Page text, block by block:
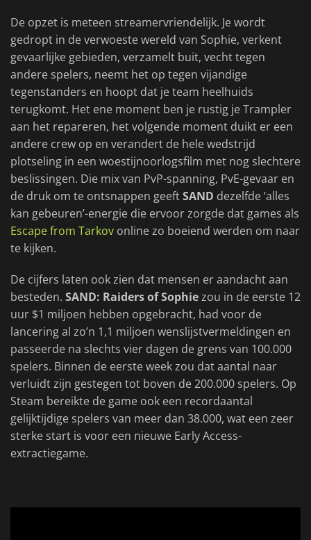
De opzet is meteen streamervriendelijk. Je wordt
gedropt in de verwoeste wereld van Sophie, verkent
gevaarlijke gebieden, verzamelt buit, vecht tegen
andere spelers, neemt het op tegen vijandige
tegenstanders en hoopt dat je team heelhuids
terugkomt. Het ene moment ben je rustig je Trampler
aan het repareren, het volgende moment duikt er een
andere crew op en verandert de hele wedstrijd
plotseling in een woestijnoorlogsfilm met nog slechtere
beslissingen. Die mix van PvP-spanning, PvE-gevaar en
de druk om te ontsnappen geeftSAND dezelfde ‘alles
kan gebeuren’-energie die ervoor zorgde dat games als
Escape from Tarkov online zo boeiend werden om naar
te kijken.
De cijfers laten ook zien dat mensen er aandacht aan
besteden. SAND: Raiders of Sophiezou in de eerste 12
uur $1 miljoen hebben opgebracht, had voor de
lancering al zo’n 1,1 miljoen wenslijstvermeldingen en
passeerde na slechts vier dagen de grens van 100.000
spelers. Binnen de eerste week zou dat aantal naar
verluidt zijn gestegen tot boven de 200.000 spelers. Op
Steam bereikte de game ook een recordaantal
gelijktijdige spelers van meer dan 38.000, wat een zeer
sterke start is voor een nieuwe Early Access-
extractiegame.